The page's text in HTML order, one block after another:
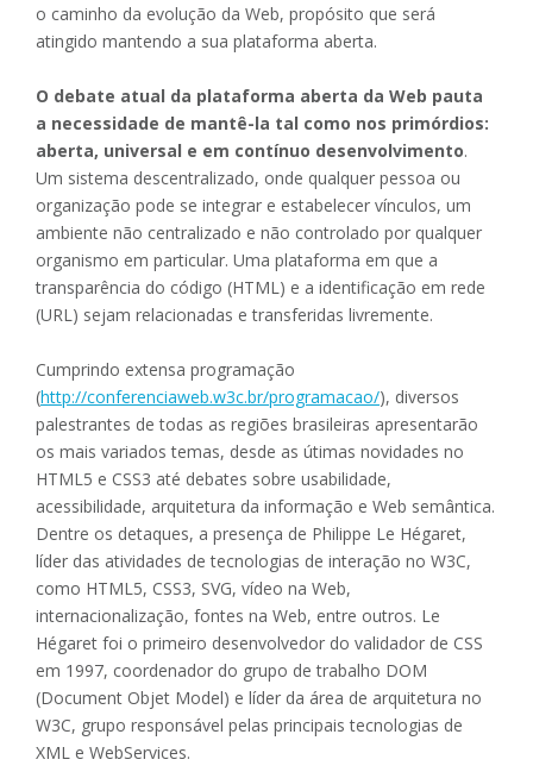
o caminho da evolução da Web, propósito que será
atingido mantendo a sua plataforma aberta.
O debate atual da plataforma aberta da Web pauta
a necessidade de mantê-la tal como nos primórdios:
aberta, universal e em contínuo desenvolvimento.
Um sistema descentralizado, onde qualquer pessoa ou
organização pode se integrar e estabelecer vínculos, um
ambiente não centralizado e não controlado por qualquer
organismo em particular. Uma plataforma em que a
transparência do código (HTML) e a identificação em rede
(URL) sejam relacionadas e transferidas livremente.
Cumprindo extensa programação
(http://conferenciaweb.w3c.br/programacao/), diversos
palestrantes de todas as regiões brasileiras apresentarão
os mais variados temas, desde as útimas novidades no
HTML5 e CSS3 até debates sobre usabilidade,
acessibilidade, arquitetura da informação e Web semântica.
Dentre os detaques, a presença de Philippe Le Hégaret,
líder das atividades de tecnologias de interação no W3C,
como HTML5, CSS3, SVG, vídeo na Web,
internacionalização, fontes na Web, entre outros. Le
Hégaret foi o primeiro desenvolvedor do validador de CSS
em 1997, coordenador do grupo de trabalho DOM
(Document Objet Model) e líder da área de arquitetura no
W3C, grupo responsável pelas principais tecnologias de
XML e WebServices.